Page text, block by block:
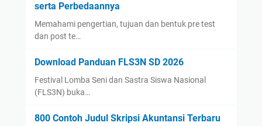
serta Perbedaannya
Memahami pengertian, tujuan dan bentuk pre test
dan post te…
Download Panduan FLS3N SD 2026
Festival Lomba Seni dan Sastra Siswa Nasional
(FLS3N) buka…
800 Contoh Judul Skripsi Akuntansi Terbaru